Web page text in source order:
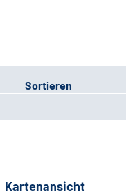
Sortieren
Kartenansicht